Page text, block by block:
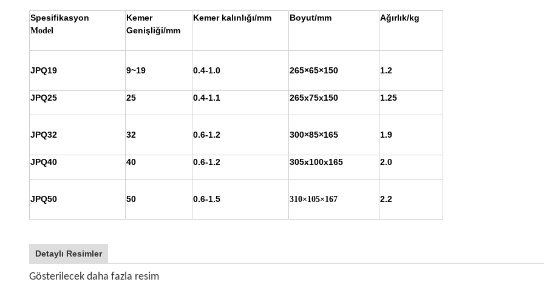
Spesifikasyon
Model
Kemer
Genişliği/mm
Kemer kalınlığı/mm Boyut/mm Ağırlık/kg
JPQ19 9~19 0.4-1.0 265×65×150 1.2
JPQ25 25 0.4-1.1 265x75x150 1.25
JPQ32 32 0.6-1.2 300×85×165 1.9
JPQ40 40 0.6-1.2 305x100x165 2.0
JPQ50 50 0.6-1.5 310×105×167 2.2
Detaylı Resimler
Gösterilecek daha fazla resim